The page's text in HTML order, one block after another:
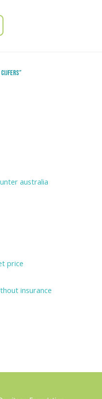
cijfers”
australia
price
insurance